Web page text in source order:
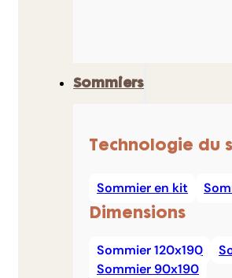
Sommiers
Technologie du
Sommier en kit
Dimensions
Sommier 120x190
Sommier 90x190